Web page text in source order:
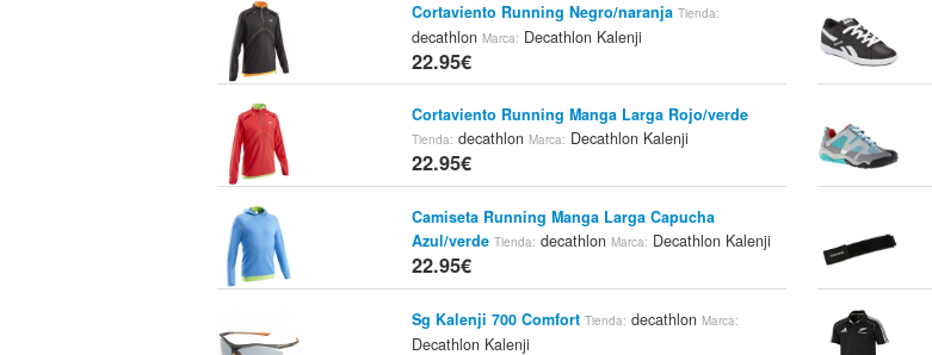
Cortaviento Running Negro/naranja Tienda:
decathlonMarca: Decathlon Kalenji
22.95€
Cortaviento Running Manga Larga Rojo/verde
Tienda: decathlonMarca: Decathlon Kalenji
22.95€
Camiseta Running Manga Larga Capucha
Azul/verde Tienda: decathlonMarca: Decathlon Kalenji
22.95€
Sg Kalenji 700 Comfort Tienda: decathlonMarca:
Decathlon Kalenji